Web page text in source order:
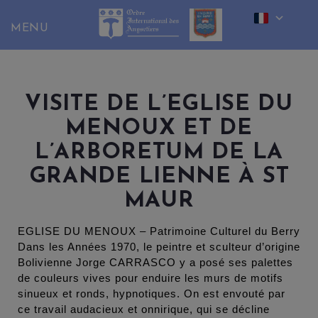
content
VISITE DE L’EGLISE DU
MENOUX ET DE
L’ARBORETUM DE LA
GRANDE LIENNE À ST
MAUR
EGLISE DU MENOUX – Patrimoine Culturel du Berry
Dans les Années 1970, le peintre et sculteur d’origine
Bolivienne Jorge CARRASCO y a posé ses palettes
de couleurs vives pour enduire les murs de motifs
sinueux et ronds, hypnotiques. On est envouté par
ce travail audacieux et onnirique, qui se décline